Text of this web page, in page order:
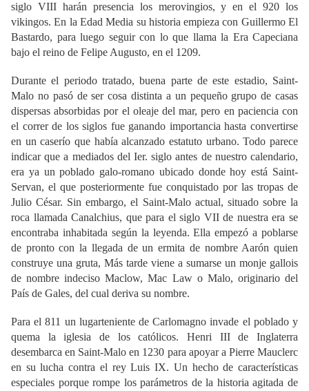
siglo VIII harán presencia los merovingios, y en el 920 los
vikingos. En la Edad Media su historia empieza con Guillermo El
Bastardo, para luego seguir con lo que llama la Era Capeciana
bajo el reino de Felipe Augusto, en el 1209.
Durante el periodo tratado, buena parte de este estadio, Saint-
Malo no pasó de ser cosa distinta a un pequeño grupo de casas
dispersas absorbidas por el oleaje del mar, pero en paciencia con
el correr de los siglos fue ganando importancia hasta convertirse
en un caserío que había alcanzado estatuto urbano. Todo parece
indicar que a mediados del Ier. siglo antes de nuestro calendario,
era ya un poblado galo-romano ubicado donde hoy está Saint-
Servan, el que posteriormente fue conquistado por las tropas de
Julio César. Sin embargo, el Saint-Malo actual, situado sobre la
roca llamada Canalchius, que para el siglo VII de nuestra era se
encontraba inhabitada según la leyenda. Ella empezó a poblarse
de pronto con la llegada de un ermita de nombre Aarón quien
construye una gruta, Más tarde viene a sumarse un monje gallois
de nombre indeciso Maclow, Mac Law o Malo, originario del
País de Gales, del cual deriva su nombre.
Para el 811 un lugarteniente de Carlomagno invade el poblado y
quema la iglesia de los católicos. Henri III de Inglaterra
desembarca en Saint-Malo en 1230 para apoyar a Pierre Mauclerc
en su lucha contra el rey Luis IX. Un hecho de características
especiales porque rompe los parámetros de la historia agitada de